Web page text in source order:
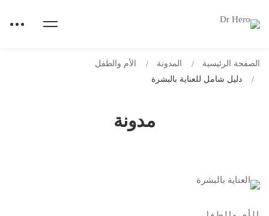
مدونة
الصفحة الرئيسية المدونة
الأم والطفل
دليل شامل للعناية بالبشرة